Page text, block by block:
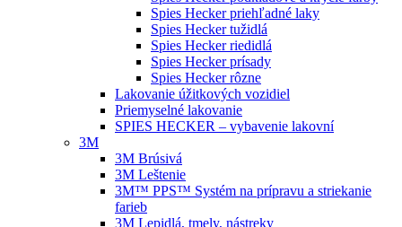
Spies Hecker priehľadné laky
Spies Hecker tužidlá
Spies Hecker riedidlá
Spies Hecker prísady
Spies Hecker rôzne
Lakovanie úžitkových vozidiel
Priemyselné lakovanie
SPIES HECKER – vybavenie lakovní
3M
3M Brúsivá
3M Leštenie
3M™ PPS™ Systém na prípravu a striekanie
farieb
3M Lepidlá, tmely, nástreky